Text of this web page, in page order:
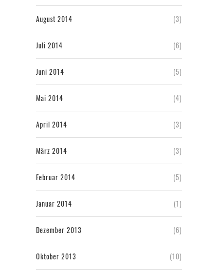
August 2014 (3)
Juli 2014 (6)
Juni 2014 (5)
Mai 2014 (4)
April 2014 (3)
März 2014 (3)
Februar 2014 (5)
Januar 2014 (1)
Dezember 2013 (6)
Oktober 2013 (10)